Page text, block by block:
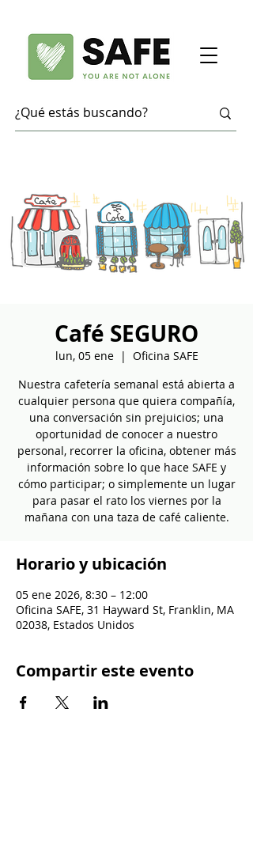
Café SEGURO
lun, 05 ene
  |
Oficina SAFE
Nuestra cafetería semanal está abierta a
cualquier persona que quiera compañía,
una conversación sin prejuicios; una
oportunidad de conocer a nuestro
personal, recorrer la oficina, obtener más
información sobre lo que hace SAFE y
cómo participar; o simplemente un lugar
para pasar el rato los viernes por la
mañana con una taza de café caliente.
Horario y ubicación
05 ene 2026, 8:30 – 12:00
Oficina SAFE, 31 Hayward St, Franklin, MA
02038, Estados Unidos
Compartir este evento